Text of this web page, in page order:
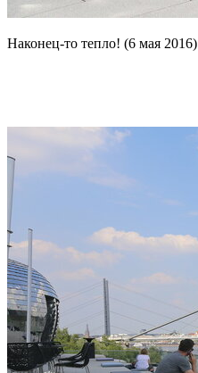
Наконец-то тепло! (6 мая 2016)